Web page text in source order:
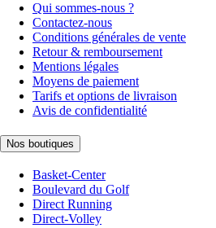
Qui sommes-nous ?
Contactez-nous
Conditions générales de vente
Retour & remboursement
Mentions légales
Moyens de paiement
Tarifs et options de livraison
Avis de confidentialité
Nos boutiques
Basket-Center
Boulevard du Golf
Direct Running
Direct-Volley